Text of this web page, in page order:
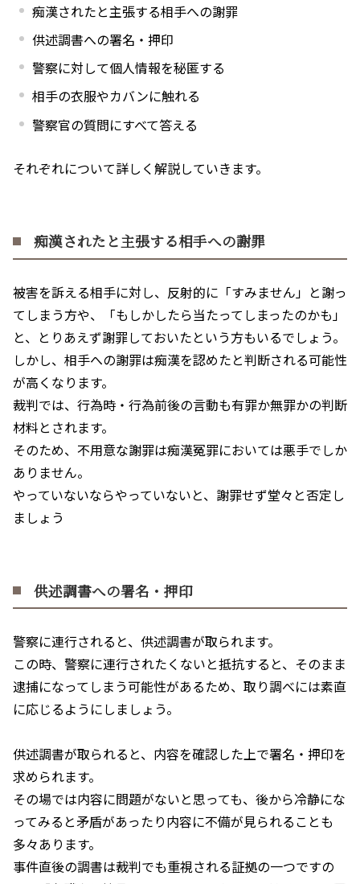
痴漢されたと主張する相手への謝罪
供述調書への署名・押印
警察に対して個人情報を秘匿する
相手の衣服やカバンに触れる
警察官の質問にすべて答える
それぞれについて詳しく解説していきます。
痴漢されたと主張する相手への謝罪
被害を訴える相手に対し、反射的に「すみません」と謝っ
てしまう方や、「もしかしたら当たってしまったのかも」
と、とりあえず謝罪しておいたという方もいるでしょう。
しかし、相手への謝罪は痴漢を認めたと判断される可能性
が高くなります。
裁判では、行為時・行為前後の言動も有罪か無罪かの判断
材料とされます。
そのため、不用意な謝罪は痴漢冤罪においては悪手でしか
ありません。
やっていないならやっていないと、謝罪せず堂々と否定し
ましょう
供述調書への署名・押印
警察に連行されると、供述調書が取られます。
この時、警察に連行されたくないと抵抗すると、そのまま
逮捕になってしまう可能性があるため、取り調べには素直
に応じるようにしましょう。
供述調書が取られると、内容を確認した上で署名・押印を
求められます。
その場では内容に問題がないと思っても、後から冷静にな
ってみると矛盾があったり内容に不備が見られることも
多々あります。
事件直後の調書は裁判でも重視される証拠の一つですの